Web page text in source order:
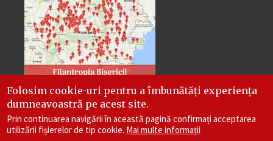
Folosim cookie-uri pentru a îmbunătăți experiența
dumneavoastră pe acest site.
Prin continuarea navigării în această pagină confirmați acceptarea
utilizării fișierelor de tip cookie. Mai multe informații